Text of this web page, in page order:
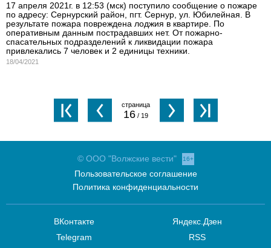
17 апреля 2021г. в 12:53 (мск) поступило сообщение о пожаре
по адресу: Сернурский район, пгт. Сернур, ул. Юбилейная. В
результате пожара повреждена лоджия в квартире. По
оперативным данным пострадавших нет. От пожарно-
спасательных подразделений к ликвидации пожара
привлекались 7 человек и 2 единицы техники.
18/04/2021
16/ 19
© ООО "Волжские вести" 16+
Пользовательское соглашение
Политика конфиденциальности
ВКонтакте
Telegram
Яндекс.Дзен
RSS